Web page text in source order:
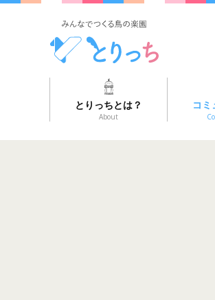
とりっちとは？
About
コミ